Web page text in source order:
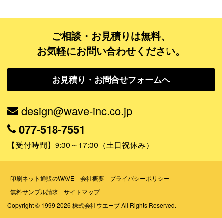
ジャンルで探す
飲食店・カフェ
学校・塾・習い事
コンサート・ライブ・演劇
活用シーンで探す
ご相談・お見積りは無料、
お気軽にお問い合わせください。
お見積り・お問合せフォームへ
design@wave-inc.co.jp
077-518-7551
【受付時間】9:30～17:30（土日祝休み）
印刷ネット通販のWAVE 会社概要
プライバシーポリシー
無料サンプル請求
サイトマップ
Copyright © 1999-2026 株式会社ウエーブ All Rights Reserved.